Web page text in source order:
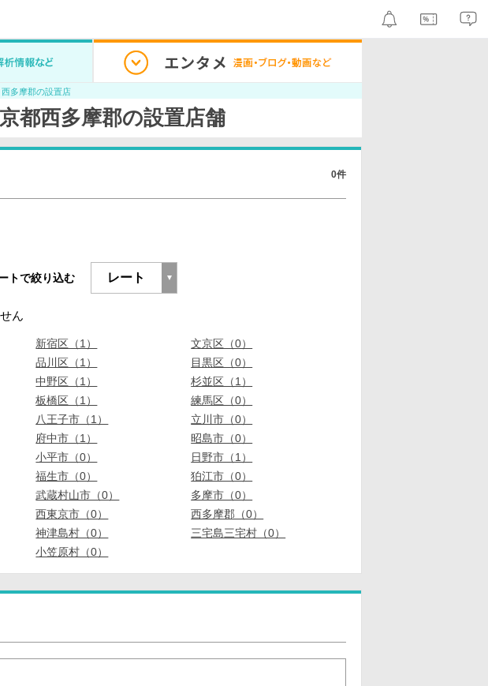
西多摩郡の設置店
都西多摩郡の設置店舗
0件
トで絞り込む
ん
新宿区（1）
文京区（0）
品川区（1）
目黒区（0）
中野区（1）
杉並区（1）
板橋区（1）
練馬区（0）
八王子市（1）
立川市（0）
府中市（1）
昭島市（0）
小平市（0）
日野市（1）
福生市（0）
狛江市（0）
武蔵村山市（0）
多摩市（0）
西東京市（0）
西多摩郡（0）
神津島村（0）
三宅島三宅村（0）
小笠原村（0）